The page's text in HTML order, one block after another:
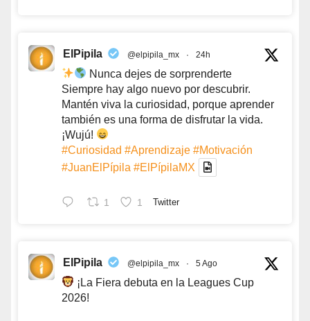
ElPipila @elpipila_mx · 24h
Nunca dejes de sorprenderte
Siempre hay algo nuevo por descubrir.
Mantén viva la curiosidad, porque aprender
también es una forma de disfrutar la vida.
¡Wujú!
#Curiosidad #Aprendizaje #Motivación
#JuanElPípila #ElPípilaMX
1 1 Twitter
ElPipila @elpipila_mx · 5 Ago
¡La Fiera debuta en la Leagues Cup
2026!